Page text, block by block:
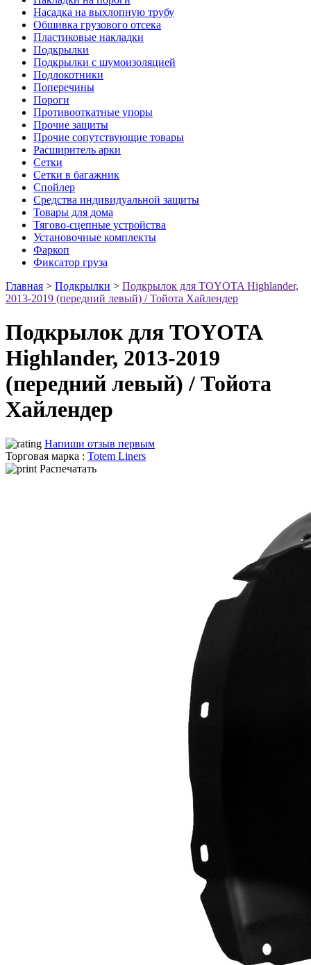
Насадка на выхлопную трубу
Обшивка грузового отсека
Пластиковые накладки
Подкрылки
Подкрылки с шумоизоляцией
Подлокотники
Поперечины
Пороги
Противооткатные упоры
Прочие защиты
Прочие сопутствующие товары
Расширитель арки
Сетки
Сетки в багажник
Спойлер
Средства индивидуальной защиты
Товары для дома
Тягово-сцепные устройства
Установочные комплекты
Фаркоп
Фиксатор груза
Главная > Подкрылки > Подкрылок для TOYOTA Highlander,
2013-2019 (передний левый) / Тойота Хайлендер
Подкрылок для TOYOTA
Highlander, 2013-2019
(передний левый) / Тойота
Хайлендер
Напиши отзыв первым
Торговая марка : Totem Liners
Распечатать